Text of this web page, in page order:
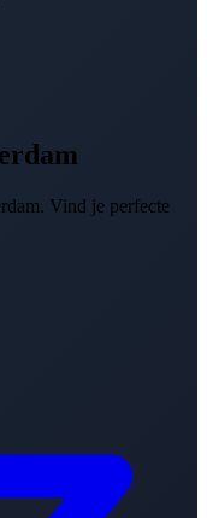
Vind je perfecte